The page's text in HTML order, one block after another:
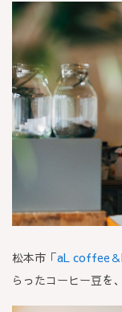
松本市「aL coffee
らったコーヒー豆を